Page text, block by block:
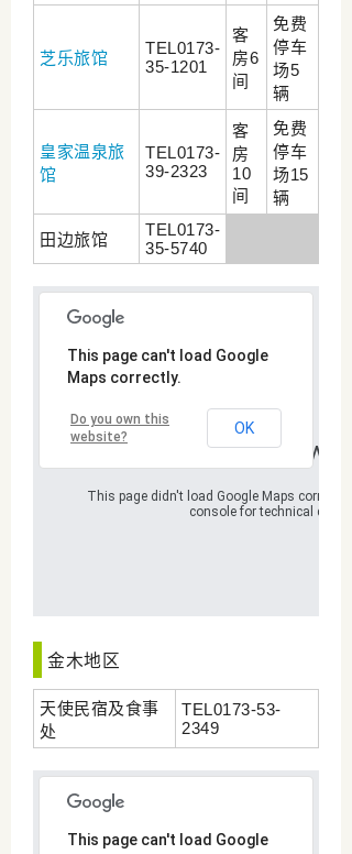
芝乐旅馆
TEL0173-
35-1201
客
房6
间
免费
停车
场5
辆
皇家温泉旅
馆
TEL0173-
39-2323
客
房
10
间
免费
停车
场15
辆
田边旅馆
TEL0173-
35-5740
金木地区
天使民宿及食事
处
TEL0173-53-
2349